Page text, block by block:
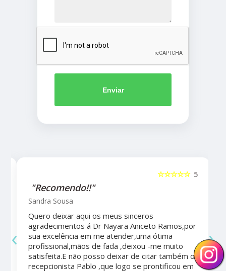
Enviar
5
☆☆☆☆☆
"Recomendo!!"
Sandra Sousa
Quero deixar aqui os meus sinceros
agradecimentos á Dr Nayara Aniceto Ramos,por
sua excelência em me atender,uma ótima
profissional,mãos de fada ,deixou -me muito
satisfeita.E não posso deixar de citar também o
recepcionista Pablo ,que logo se prontificou em
‹ ›